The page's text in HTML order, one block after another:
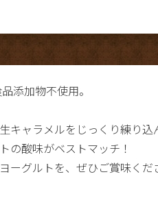
添加物不使用。
キャラメルをじっくり練り
の酸味がベストマッチ！
ーグルトを、ぜひご賞味くだ